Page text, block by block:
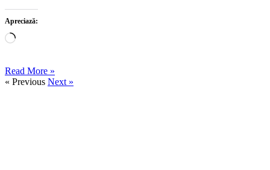
Apreciază:
Încarc...
Read More »
« Previous Next »